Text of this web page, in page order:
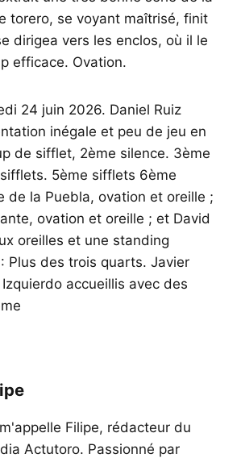
torero, se voyant maîtrisé, finit
dirigea vers les enclos, où il le
efficace. Ovation.
24 juin 2026. Daniel Ruiz
inégale et peu de jeu en
de sifflet, 2ème silence. 3ème
5ème sifflets 6ème
de la Puebla, ovation et oreille ;
ovation et oreille ; et David
oreilles et une standing
Plus des trois quarts. Javier
accueillis avec des
Filipe, rédacteur du
Actutoro. Passionné par